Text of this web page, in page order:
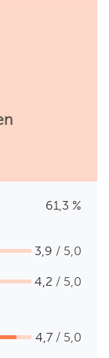
61,3 %
3,9 / 5,0
4,2 / 5,0
4,7 / 5,0